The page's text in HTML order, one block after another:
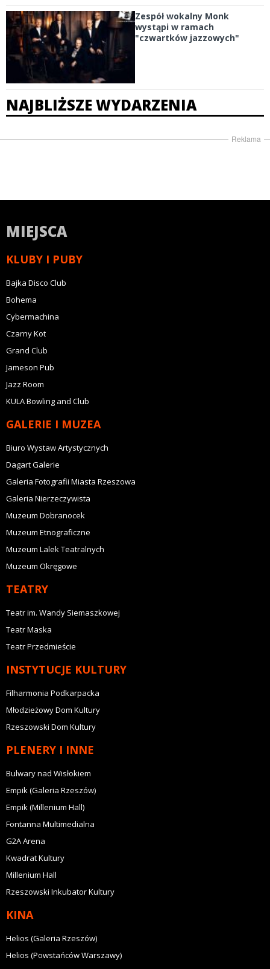
Zespół wokalny Monk
wystąpi w ramach
"czwartków jazzowych"
NAJBLIŻSZE WYDARZENIA
Reklama
MIEJSCA
KLUBY I PUBY
Bajka Disco Club
Bohema
Cybermachina
Czarny Kot
Grand Club
Jameson Pub
Jazz Room
KULA Bowling and Club
GALERIE I MUZEA
Biuro Wystaw Artystycznych
Dagart Galerie
Galeria Fotografii Miasta Rzeszowa
Galeria Nierzeczywista
Muzeum Dobranocek
Muzeum Etnograficzne
Muzeum Lalek Teatralnych
Muzeum Okręgowe
TEATRY
Teatr im. Wandy Siemaszkowej
Teatr Maska
Teatr Przedmieście
INSTYTUCJE KULTURY
Filharmonia Podkarpacka
Młodzieżowy Dom Kultury
Rzeszowski Dom Kultury
PLENERY I INNE
Bulwary nad Wisłokiem
Empik (Galeria Rzeszów)
Empik (Millenium Hall)
Fontanna Multimedialna
G2A Arena
Kwadrat Kultury
Millenium Hall
Rzeszowski Inkubator Kultury
KINA
Helios (Galeria Rzeszów)
Helios (Powstańców Warszawy)